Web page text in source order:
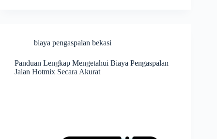
biaya pengaspalan bekasi
Panduan Lengkap Mengetahui Biaya Pengaspalan
Jalan Hotmix Secara Akurat